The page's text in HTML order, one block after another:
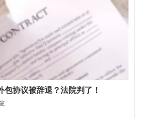
包协议被辞退？法院判了！